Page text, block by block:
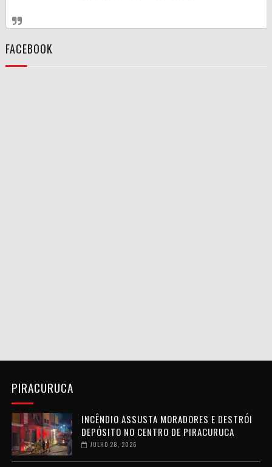
FACEBOOK
PIRACURUCA
INCÊNDIO ASSUSTA MORADORES E DESTRÓI
DEPÓSITO NO CENTRO DE PIRACURUCA
JULHO 28, 2026